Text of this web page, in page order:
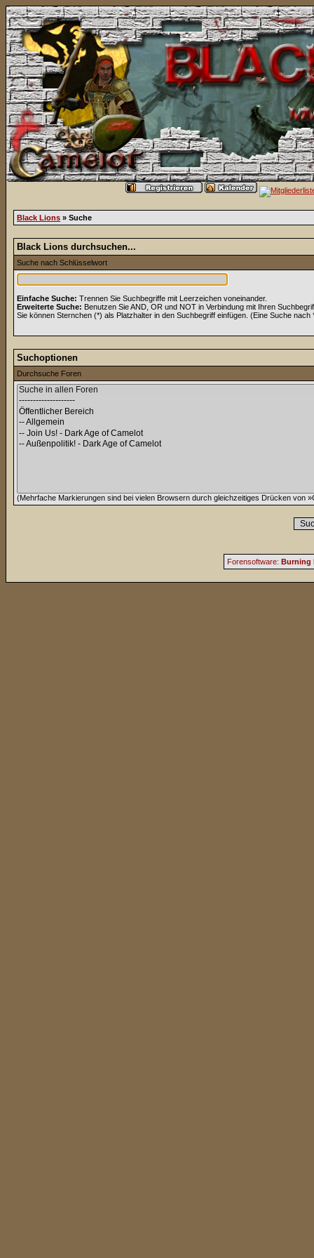
Black Lions » Suche
Black Lions durchsuchen...
Suche nach Schlüsselwort
Einfache Suche: Trennen Sie Suchbegriffe mit Leerzeichen voneinander.
Erweiterte Suche: Benutzen Sie AND, OR und NOT in Verbindung mit Ihren
Sie können Sternchen (*) als Platzhalter in den Suchbegriff einfügen. (Eine Suche
Suchoptionen
Durchsuche Foren
(Mehrfache Markierungen sind bei vielen Browsern durch gleichzeitiges Drücken von
Forensoftware: Burning